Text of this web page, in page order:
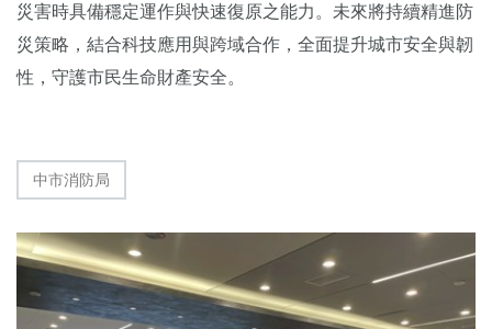
災害時具備穩定運作與快速復原之能力。未來將持續精進防
災策略，結合科技應用與跨域合作，全面提升城市安全與韌
性，守護市民生命財產安全。
中市消防局